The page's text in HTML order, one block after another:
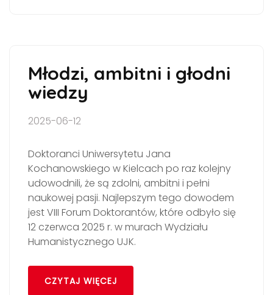
Młodzi, ambitni i głodni
wiedzy
2025-06-12
Doktoranci Uniwersytetu Jana
Kochanowskiego w Kielcach po raz kolejny
udowodnili, że są zdolni, ambitni i pełni
naukowej pasji. Najlepszym tego dowodem
jest VIII Forum Doktorantów, które odbyło się
12 czerwca 2025 r. w murach Wydziału
Humanistycznego UJK.
CZYTAJ WIĘCEJ